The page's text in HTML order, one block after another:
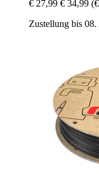
€ 27,99 € 34,99
Zustellung bis 08.